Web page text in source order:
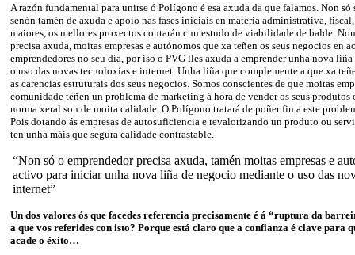
A razón fundamental para unirse ó Polígono é esa axuda da que falamos. Non só
senón tamén de axuda e apoio nas fases iniciais en materia administrativa,
maiores, os mellores proxectos contarán cun estudo de viabilidade de balde.
precisa axuda, moitas empresas e autónomos que xa teñen os seus negocios en
emprendedores no seu día, por iso o PVG lles axuda a emprender unha nova
o uso das novas tecnoloxías e internet. Unha liña que complemente a que xa
as carencias estruturais dos seus negocios. Somos conscientes de que moitas
comunidade teñen un problema de marketing á hora de vender os seus produtos
norma xeral son de moita calidade. O Polígono tratará de poñer fin a este
Pois dotando ás empresas de autosuficiencia e revalorizando un produto ou
ten unha máis que segura calidade contrastable.
“Non só o emprendedor precisa axuda, tamén moitas empresas e
activo para iniciar unha nova liña de negocio mediante o uso das
internet”
Un dos valores ós que facedes referencia precisamente é á “ruptura da
a que vos referides con isto? Porque está claro que a confianza é clave para
acade o éxito…